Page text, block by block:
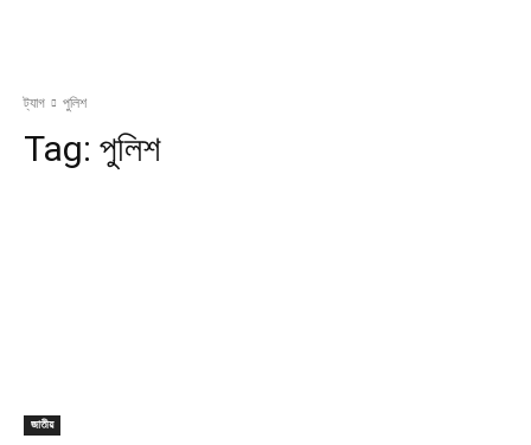
ট্যাগ পুলিশ
Tag: পুলিশ
জাতীয়